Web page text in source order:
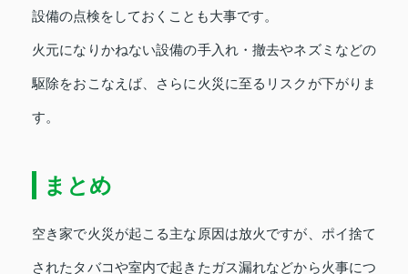
設備の点検をしておくことも大事です。
火元になりかねない設備の手入れ・撤去やネズミなどの
駆除をおこなえば、さらに火災に至るリスクが下がりま
す。
まとめ
空き家で火災が起こる主な原因は放火ですが、ポイ捨て
されたタバコや室内で起きたガス漏れなどから火事につ